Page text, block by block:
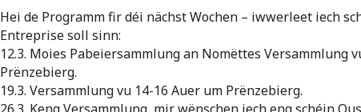
Hei de Programm fir déi nächst Wochen – iwwerleet iech
Entreprise soll sinn:
12.3. Moies Pabeiersammlung an Nomëttes Versammlung
Prënzebierg.
19.3. Versammlung vu 14-16 Auer um Prënzebierg.